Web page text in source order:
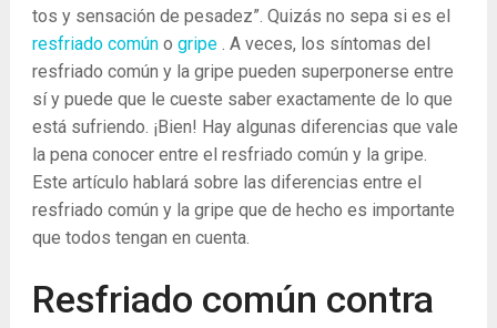
tos y sensación de pesadez”. Quizás no sepa si es el
resfriado común o gripe . A veces, los síntomas del
resfriado común y la gripe pueden superponerse entre
sí y puede que le cueste saber exactamente de lo que
está sufriendo. ¡Bien! Hay algunas diferencias que vale
la pena conocer entre el resfriado común y la gripe.
Este artículo hablará sobre las diferencias entre el
resfriado común y la gripe que de hecho es importante
que todos tengan en cuenta.
Resfriado común contra